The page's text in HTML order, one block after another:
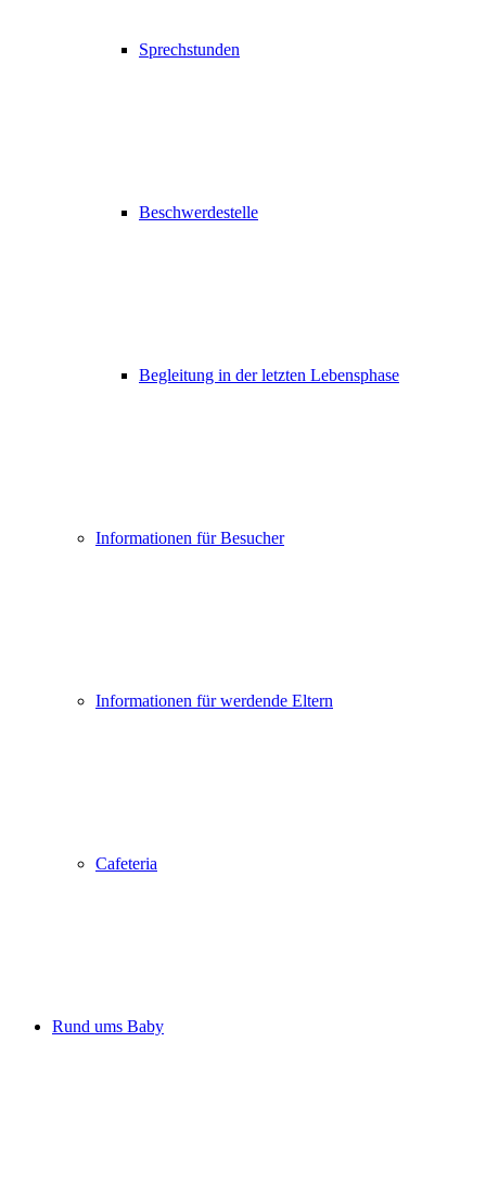
Sprechstunden
Beschwerdestelle
Begleitung in der letzten Lebensphase
Informationen für Besucher
Informationen für werdende Eltern
Cafeteria
Rund ums Baby